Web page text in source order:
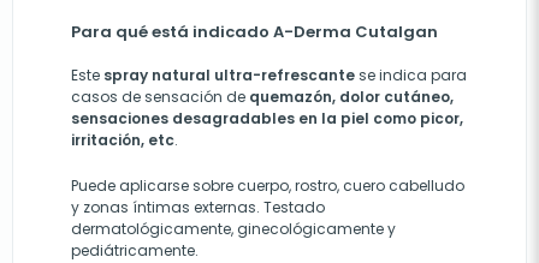
Para qué está indicado A-Derma Cutalgan
Este spray natural ultra-refrescantese indica para
casos de sensación de quemazón, dolor cutáneo,
sensaciones desagradables en la piel como picor,
irritación, etc.
Puede aplicarse sobre cuerpo, rostro, cuero cabelludo
y zonas íntimas externas. Testado
dermatológicamente, ginecológicamente y
pediátricamente.